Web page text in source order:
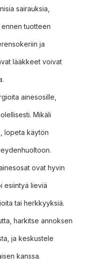
sairauksia,
tuotteen
ja
lääkkeet voivat
ainesosille,
Mikäli
lopeta käytön
ovat hyvin
esiintyä lieviä
tai herkkyyksiä.
harkitse annoksen
ja keskustele
kanssa.